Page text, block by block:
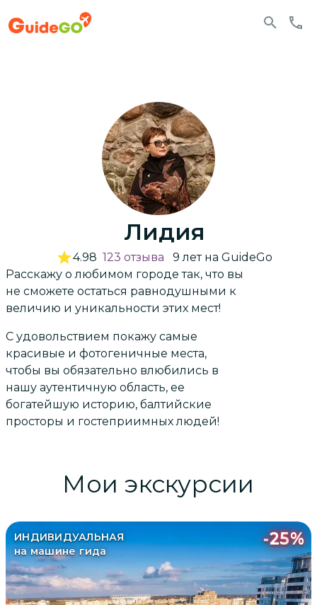
Лидия
4.98 123 отзыва 9 летна GuideGo
Расскажу о любимом городе так, что вы
не сможете остаться равнодушными к
величию и уникальности этих мест!
С удовольствием покажу самые
красивые и фотогеничные места,
чтобы вы обязательно влюбились в
нашу аутентичную область, ее
богатейшую историю, балтийские
просторы и гостеприимных людей!
Мои экскурсии
ИНДИВИДУАЛЬНАЯ
на машине гида
-25%